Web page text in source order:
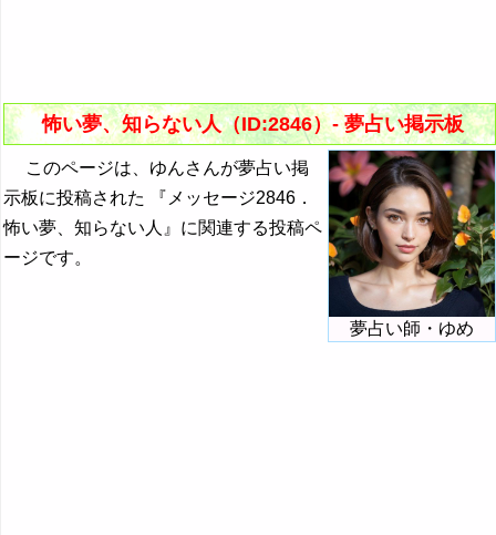
怖い夢、知らない人（ID:2846）- 夢占い掲示板
夢占い師・ゆめ
このページは、ゆんさんが夢占い掲
示板に投稿された 『メッセージ2846．
怖い夢、知らない人』に関連する投稿ペ
ージです。